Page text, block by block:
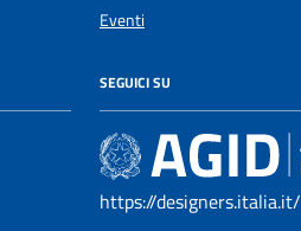
Eventi
SEGUICI SU
https://designers.italia.it/